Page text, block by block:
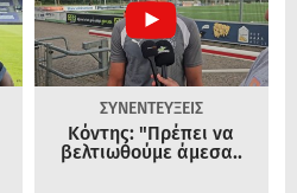
ΣΥΝΕΝΤΕΥΞΕΙΣ
Κόντης: "Πρέπει να
βελτιωθούμε άμεσα..